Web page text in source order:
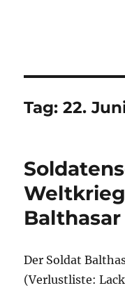
Tag:22.
Der Soldat
(Verlustliste: